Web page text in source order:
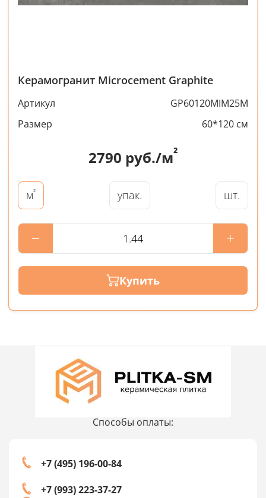
Керамогранит Microcement Graphite
Артикул
GP60120MIM25M
Размер
60*120 см
2790 руб./м²
м² упак. шт.
Купить
Способы оплаты:
+7 (495) 196-00-84
+7 (993) 223-37-27